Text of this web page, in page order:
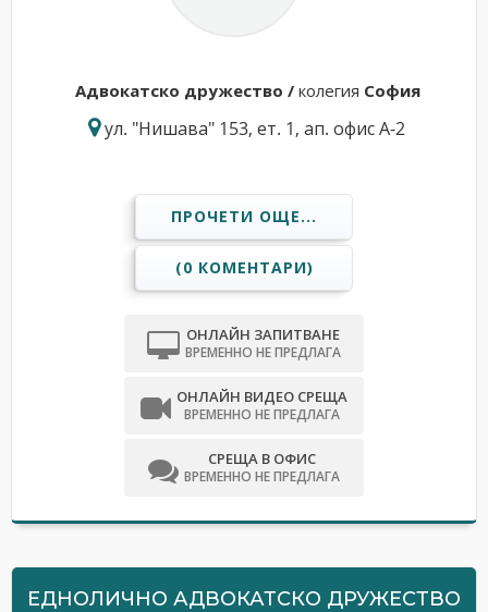
Адвокатскo дружествo / колегия София
ул. "Нишава" 153, ет. 1, ап. офис А-2
ПРОЧЕТИ ОЩЕ...
(0 КОМЕНТАРИ)
ОНЛАЙН ЗАПИТВАНЕ
ВРЕМЕННО НЕ ПРЕДЛАГА
ОНЛАЙН ВИДЕО СРЕЩА
ВРЕМЕННО НЕ ПРЕДЛАГА
СРЕЩА В ОФИС
ВРЕМЕННО НЕ ПРЕДЛАГА
ЕДНОЛИЧНО АДВОКАТСКО ДРУЖЕСТВО